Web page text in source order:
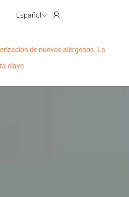
Español
de nuevos alérgenos. La
clave